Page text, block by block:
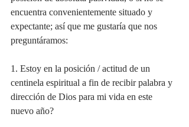
encuentra convenientemente situado y
expectante; así que me gustaría que nos
preguntáramos:
1. Estoy en la posición / actitud de un
centinela espiritual a fin de recibir palabra y
dirección de Dios para mi vida en este
nuevo año?